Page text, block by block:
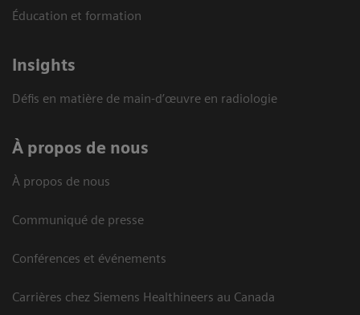
Éducation et formation
Insights
Défis en matière de main-d’œuvre en radiologie
À propos de nous
À propos de nous
Communiqué de presse
Conférences et événements
Carrières chez Siemens Healthineers au Canada